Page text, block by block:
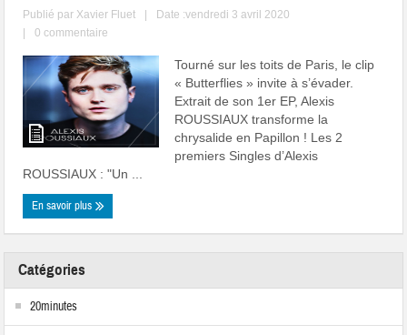
Publié par Xavier Fluet
Date :vendredi 3 avril 2020
0 commentaire
Tourné sur les toits de Paris, le clip
« Butterflies » invite à s’évader.
Extrait de son 1er EP, Alexis
ROUSSIAUX transforme la
chrysalide en Papillon ! Les 2
premiers Singles d’Alexis
ROUSSIAUX : "Un ...
En savoir plus
Catégories
20minutes